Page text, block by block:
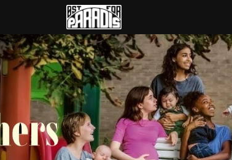
Øst for Paradis